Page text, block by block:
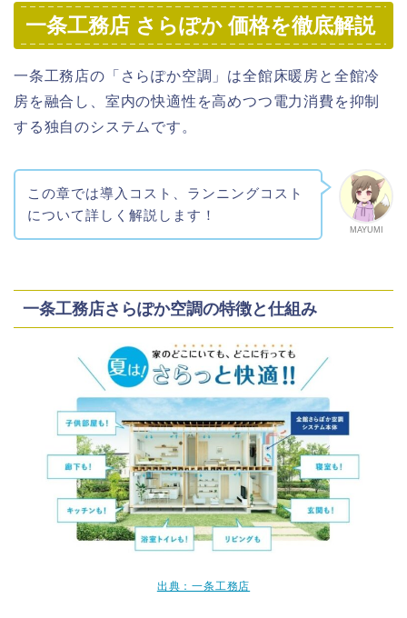
一条工務店 さらぽか 価格を徹底解説
一条工務店の「さらぽか空調」は全館床暖房と全館冷
房を融合し、室内の快適性を高めつつ電力消費を抑制
する独自のシステムです。
MAYUMI
この章では導入コスト、ランニングコスト
について詳しく解説します！
一条工務店さらぽか空調の特徴と仕組み
出典：一条工務店